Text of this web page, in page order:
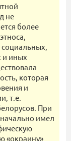
не
более
и иных
которая
и
т.е.
При
имел
«окраину»